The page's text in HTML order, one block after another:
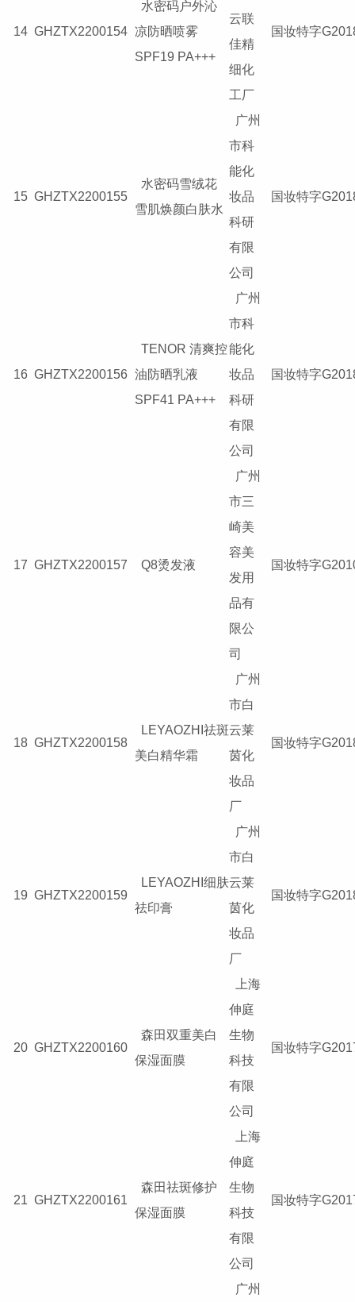
14 GHZTX2200154
水密码户外沁
凉防晒喷雾
SPF19 PA+++
云联
佳精
细化
工厂
国妆特字
15 GHZTX2200155
水密码雪绒花
雪肌焕颜白肤水
广州
市科
能化
妆品
科研
有限
公司
国妆特字
16 GHZTX2200156
TENOR 清爽控
油防晒乳液
SPF41 PA+++
广州
市科
能化
妆品
科研
有限
公司
国妆特字
17 GHZTX2200157 Q8烫发液
广州
市三
崎美
容美
发用
品有
限公
司
国妆特字
18 GHZTX2200158
LEYAOZHI祛斑
美白精华霜
广州
市白
云莱
茵化
妆品
厂
国妆特字
19 GHZTX2200159
LEYAOZHI细肤
祛印膏
广州
市白
云莱
茵化
妆品
厂
国妆特字
20 GHZTX2200160
森田双重美白
保湿面膜
上海
伸庭
生物
科技
有限
公司
国妆特字
21 GHZTX2200161
森田祛斑修护
保湿面膜
上海
伸庭
生物
科技
有限
公司
国妆特字
广州